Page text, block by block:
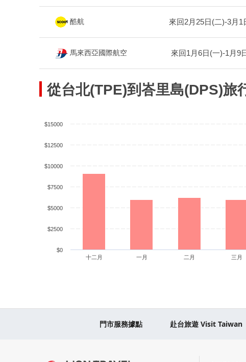
酷航 來回2月25日(二)-3月1
馬來西亞國際航空 來回1月6日(一)-1月9
從台北(TPE)到峇里島(DPS)旅
十二月 一月 二月 三月
$0
$2500
$5000
$7500
$10000
$12500
$15000
門市服務據點 赴台旅遊 Visit Taiwan